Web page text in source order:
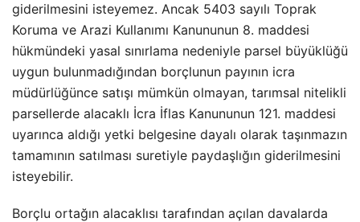
giderilmesini isteyemez. Ancak 5403 sayılı Toprak
Koruma ve Arazi Kullanımı Kanununun 8. maddesi
hükmündeki yasal sınırlama nedeniyle parsel büyüklüğü
uygun bulunmadığından borçlunun payının icra
müdürlüğünce satışı mümkün olmayan, tarımsal nitelikli
parsellerde alacaklı İcra İflas Kanununun 121. maddesi
uyarınca aldığı yetki belgesine dayalı olarak taşınmazın
tamamının satılması suretiyle paydaşlığın giderilmesini
isteyebilir.
Borçlu ortağın alacaklısı tarafından açılan davalarda